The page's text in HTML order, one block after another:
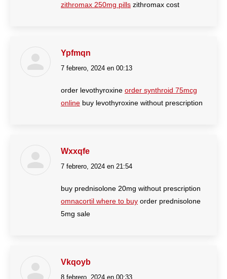
zithromax 250mg pills zithromax cost
Ypfmqn
dice:
7 febrero, 2024 en 00:13
order levothyroxine order synthroid 75mcg
online buy levothyroxine without prescription
Wxxqfe
dice:
7 febrero, 2024 en 21:54
buy prednisolone 20mg without prescription
omnacortil where to buy order prednisolone
5mg sale
Vkqoyb
8 febrero, 2024 en 00:33